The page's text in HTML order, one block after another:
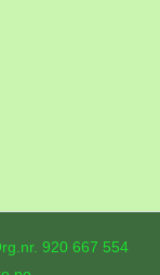
920 667 554